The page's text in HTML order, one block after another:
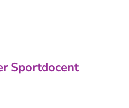
Sportdocent